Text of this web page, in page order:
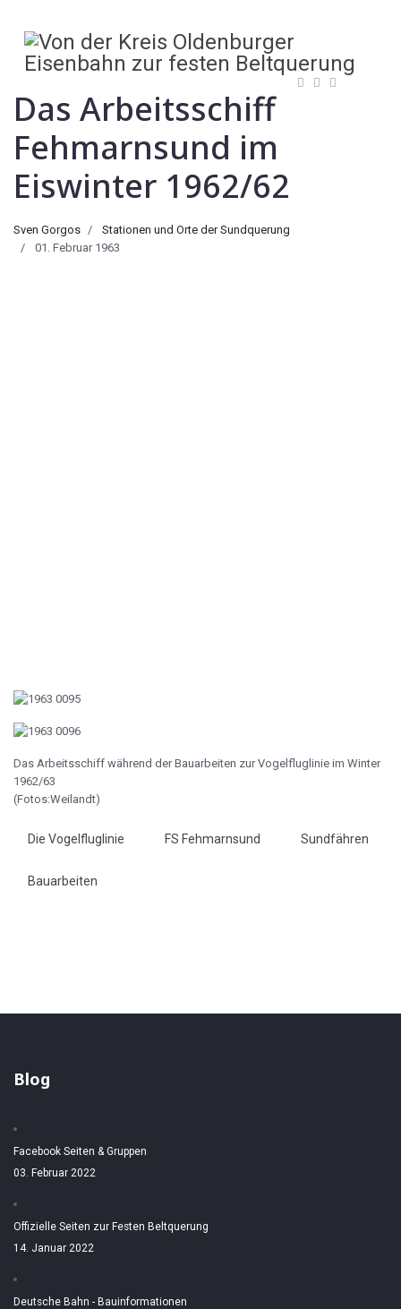
Das Arbeitsschiff
Fehmarnsund im
Eiswinter 1962/62
Sven Gorgos
Stationen und Orte der Sundquerung
01. Februar 1963
Das Arbeitsschiff während der Bauarbeiten zur Vogelfluglinie im Winter
1962/63
(Fotos:Weilandt)
Die Vogelfluglinie FS Fehmarnsund Sundfähren
Bauarbeiten
Blog
Facebook Seiten & Gruppen
03. Februar 2022
Offizielle Seiten zur Festen Beltquerung
14. Januar 2022
Deutsche Bahn - Bauinformationen